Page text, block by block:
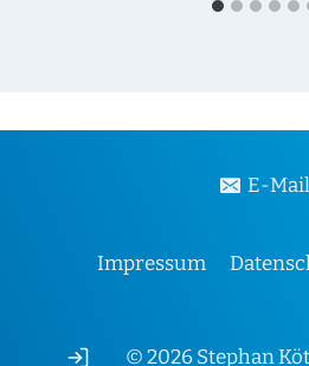
© 2026 Stephan
Impressum
E-Mail